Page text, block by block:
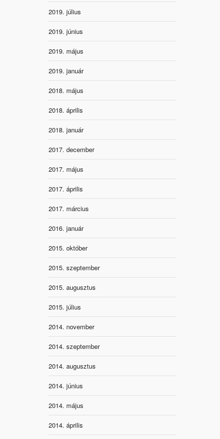
2019. július
2019. június
2019. május
2019. január
2018. május
2018. április
2018. január
2017. december
2017. május
2017. április
2017. március
2016. január
2015. október
2015. szeptember
2015. augusztus
2015. július
2014. november
2014. szeptember
2014. augusztus
2014. június
2014. május
2014. április